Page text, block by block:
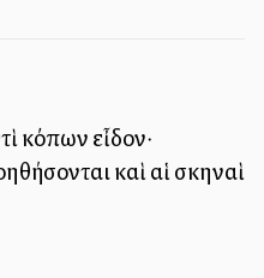
κόπων εἶδον·
καὶ αἱ σκηναὶ